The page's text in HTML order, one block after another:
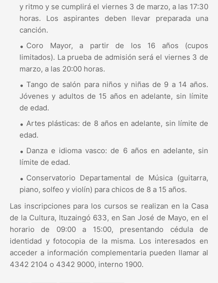
y ritmo y se cumplirá el viernes 3 de marzo, a las 17:30
horas. Los aspirantes deben llevar preparada una
canción.
Coro Mayor, a partir de los 16 años (cupos
limitados). La prueba de admisión será el viernes 3 de
marzo, a las 20:00 horas.
Tango de salón para niños y niñas de 9 a 14 años.
Jóvenes y adultos de 15 años en adelante, sin límite
de edad.
Artes plásticas: de 8 años en adelante, sin límite de
edad.
Danza e idioma vasco: de 6 años en adelante, sin
límite de edad.
Conservatorio Departamental de Música (guitarra,
piano, solfeo y violín) para chicos de 8 a 15 años.
Las inscripciones para los cursos se realizan en la Casa
de la Cultura, Ituzaingó 633, en San José de Mayo, en el
horario de 09:00 a 15:00, presentando cédula de
identidad y fotocopia de la misma. Los interesados en
acceder a información complementaria pueden llamar al
4342 2104 o 4342 9000, interno 1900.